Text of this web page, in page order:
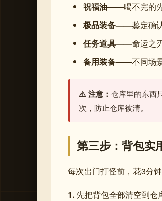
祝福油——喝不完的
极品装备——鉴定确
任务道具——命运之
备用装备——不同场
⚠️ 注意： 仓库里的东西
次，防止仓库被清。
第三步：背包
每次出门打怪前，花3分
1. 先把背包全部清空到仓